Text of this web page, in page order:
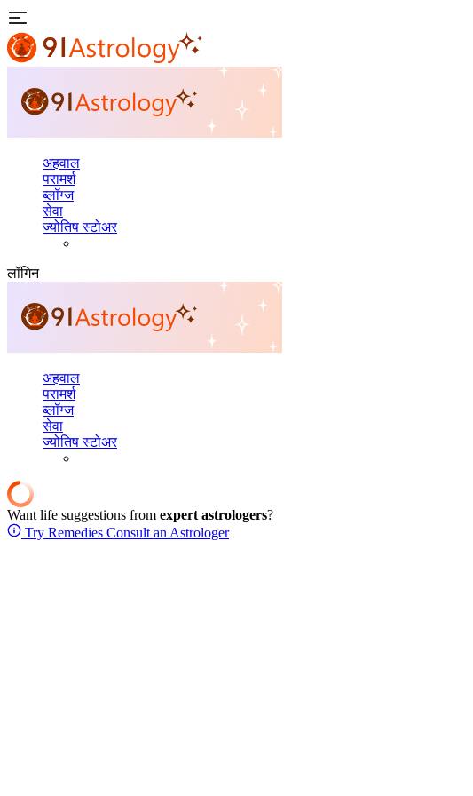
अहवाल
परामर्श
ब्लॉग्ज
सेवा
ज्योतिष स्टोअर
लॉगिन
अहवाल
परामर्श
ब्लॉग्ज
सेवा
ज्योतिष स्टोअर
Want life suggestions from expert astrologers?
Try Remedies Consult an Astrologer